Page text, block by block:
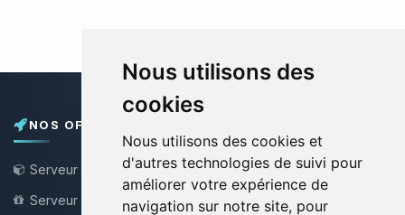
Nous utilisons des
cookies
Nous utilisons des cookies et
d'autres technologies de suivi pour
améliorer votre expérience de
navigation sur notre site, pour
NOS OFFRES
Serveur Minecraft
Serveur Minecraft Gratuit